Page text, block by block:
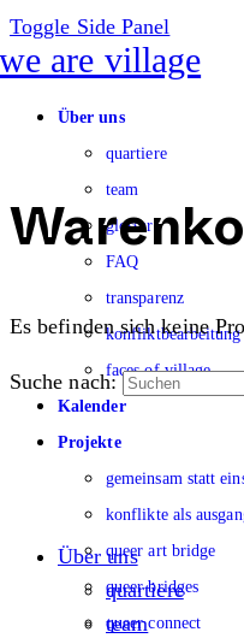
Toggle Side Panel
Über uns
quartiere
team
glossar
FAQ
transparenz
konfliktbearbeitung
faces of village
Kalender
Projekte
gemeinsam statt
konflikte als
queer art bridge
queer bridges
queer connect
Es befinden sich keine
Suche nach:
Über uns
quartiere
team